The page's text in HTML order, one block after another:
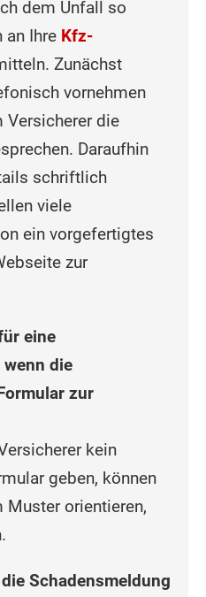
dem Unfall so
Ihre Kfz-
Zunächst
vornehmen
Versicherer die
Daraufhin
schriftlich
viele
ein vorgefertigtes
zur
eine
die
zur
kein
geben, können
Muster orientieren,
Schadensmeldung